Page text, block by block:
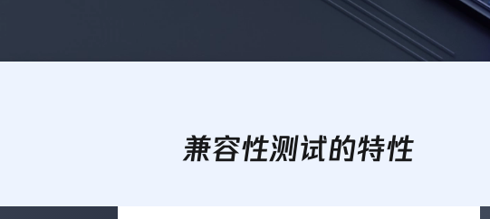
兼容性测试的特性